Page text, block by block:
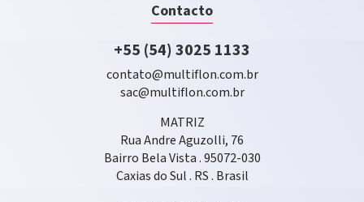
Contacto
+55 (54) 3025 1133
contato@multiflon.com.br
sac@multiflon.com.br
MATRIZ
Rua Andre Aguzolli, 76
Bairro Bela Vista . 95072-030
Caxias do Sul . RS . Brasil